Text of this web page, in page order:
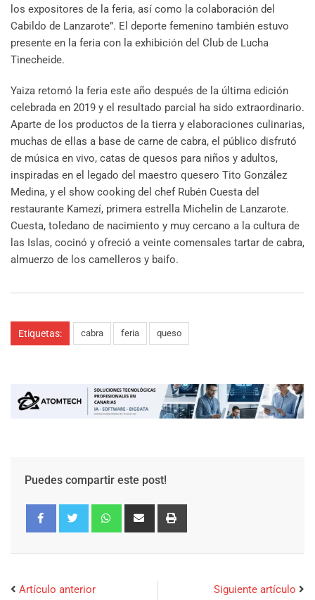
los expositores de la feria, así como la colaboración del
Cabildo de Lanzarote”. El deporte femenino también estuvo
presente en la feria con la exhibición del Club de Lucha
Tinecheide.
Yaiza retomó la feria este año después de la última edición
celebrada en 2019 y el resultado parcial ha sido extraordinario.
Aparte de los productos de la tierra y elaboraciones culinarias,
muchas de ellas a base de carne de cabra, el público disfrutó
de música en vivo, catas de quesos para niños y adultos,
inspiradas en el legado del maestro quesero Tito González
Medina, y el show cooking del chef Rubén Cuesta del
restaurante Kamezí, primera estrella Michelin de Lanzarote.
Cuesta, toledano de nacimiento y muy cercano a la cultura de
las Islas, cocinó y ofreció a veinte comensales tartar de cabra,
almuerzo de los camelleros y baifo.
Etiquetas: cabra feria queso
Puedes compartir este post!
Artículo anterior Siguiente artículo